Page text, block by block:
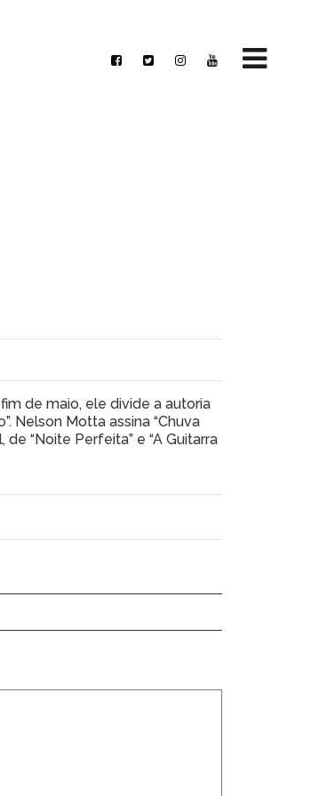
de maio, ele divide a autoria
Nelson Motta assina “Chuva
“Noite Perfeita” e “A Guitarra